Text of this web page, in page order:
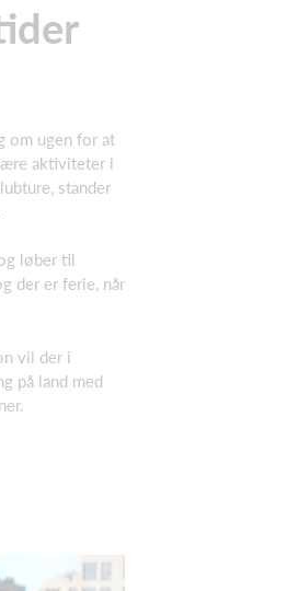
om ugen for at
aktiviteter i
stander
løber til
der er ferie, når
vil der i
på land med